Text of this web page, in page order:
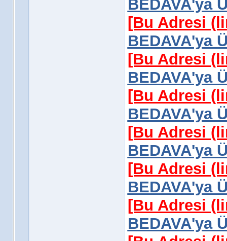
BEDAVA'ya
[Bu Adresi
BEDAVA'ya
[Bu Adresi
BEDAVA'ya
[Bu Adresi
BEDAVA'ya
[Bu Adresi
BEDAVA'ya
[Bu Adresi
BEDAVA'ya
[Bu Adresi
BEDAVA'ya